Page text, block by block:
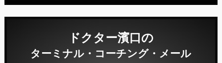
ドクター濱口の
ターミナル・コーチング・メール